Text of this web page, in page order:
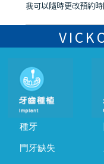
我可以隨時更改預約時
可以，請盡早通過
的時間及資料，並且重
種牙
門牙缺失